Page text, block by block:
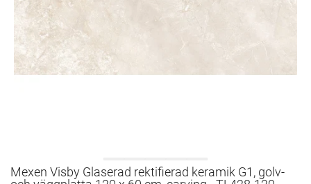
Mexen Visby Glaserad rektifierad keramik G1, golv-